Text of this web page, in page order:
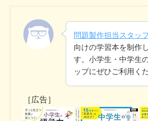
問題製作担当スタッフ
向けの学習本を制作
す。小学生・中学生
ップにぜひご利用く
［広告］